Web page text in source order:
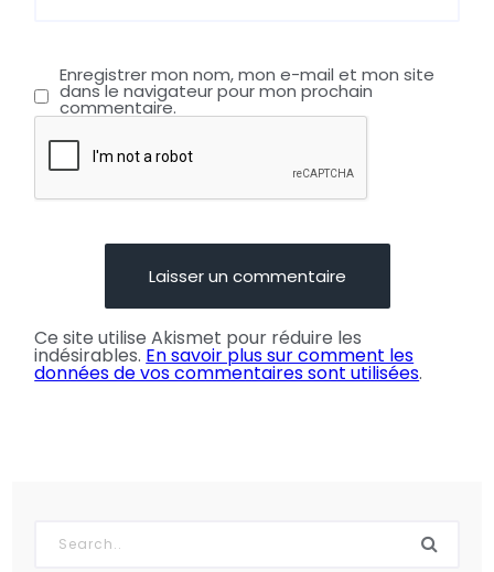
Enregistrer mon nom, mon e-mail et mon site
dans le navigateur pour mon prochain
commentaire.
Ce site utilise Akismet pour réduire les
indésirables. En savoir plus sur comment les
données de vos commentaires sont utilisées.